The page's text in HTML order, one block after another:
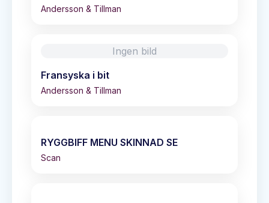
Andersson & Tillman
Ingen bild
Fransyska i bit
Andersson & Tillman
RYGGBIFF MENU SKINNAD SE
Scan